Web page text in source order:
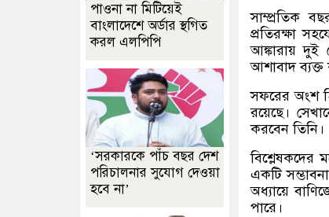
সাম্প্রতিক
প্রতিরক্ষা
আঙ্কারায় দুই
আশাবাদ ব্যক্ত
সফরের অংশ
রয়েছে।
করবেন তিনি।
বিশ্লেষকদের
একটি
অধ্যায়ে
পারে।
পাওনা না মিটিয়েই
বাংলাদেশে অর্ডার স্থগিত
করল এলপিপি
‘সরকারকে পাঁচ বছর দেশ
পরিচালনার সুযোগ দেওয়া
হবে না’